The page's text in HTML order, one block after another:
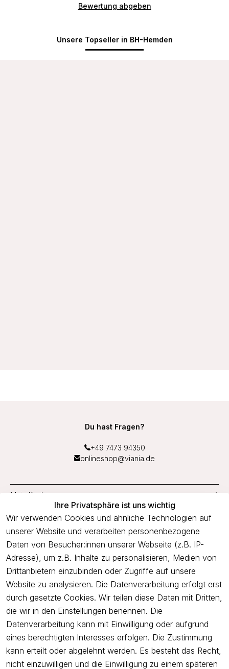
Bewertung abgeben
Unsere Topseller in BH-Hemden
Ihre Privatsphäre ist uns wichtig
Wir verwenden Cookies und ähnliche Technologien auf
unserer Website und verarbeiten personenbezogene
Daten von Besucher:innen unserer Webseite (z.B. IP-
Adresse), um z.B. Inhalte zu personalisieren, Medien von
Drittanbietern einzubinden oder Zugriffe auf unsere
Website zu analysieren. Die Datenverarbeitung erfolgt erst
durch gesetzte Cookies. Wir teilen diese Daten mit Dritten,
die wir in den Einstellungen benennen. Die
Datenverarbeitung kann mit Einwilligung oder aufgrund
eines berechtigten Interesses erfolgen. Die Zustimmung
kann erteilt oder abgelehnt werden. Es besteht das Recht,
nicht einzuwilligen und die Einwilligung zu einem späteren
Du hast Fragen?
+49 7473 94350
onlineshop@viania.de
Mein Konto
Service
Unternehmen
Newsletter
Freue dich über 5€ Rabatt bei deiner nächsten Bestellung und
profitiere von Angeboten.
Newsletter abonnieren